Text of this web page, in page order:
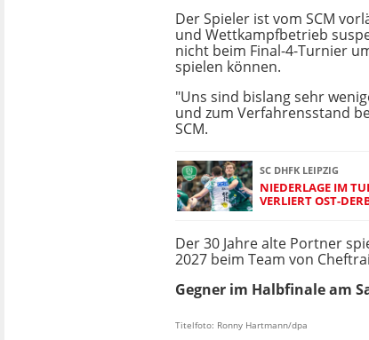
Der Spieler ist vom SCM
und Wettkampfbetrieb
nicht beim Final-4-Turnier
spielen können.
"Uns sind bislang sehr
und zum Verfahrensstand
SCM.
SC DHFK LEIPZIG
NIEDERLAGE IM
VERLIERT OST-
Der 30 Jahre alte Portner
2027 beim Team von
Gegner im Halbfinale am
Titelfoto: Ronny Hartmann/dpa